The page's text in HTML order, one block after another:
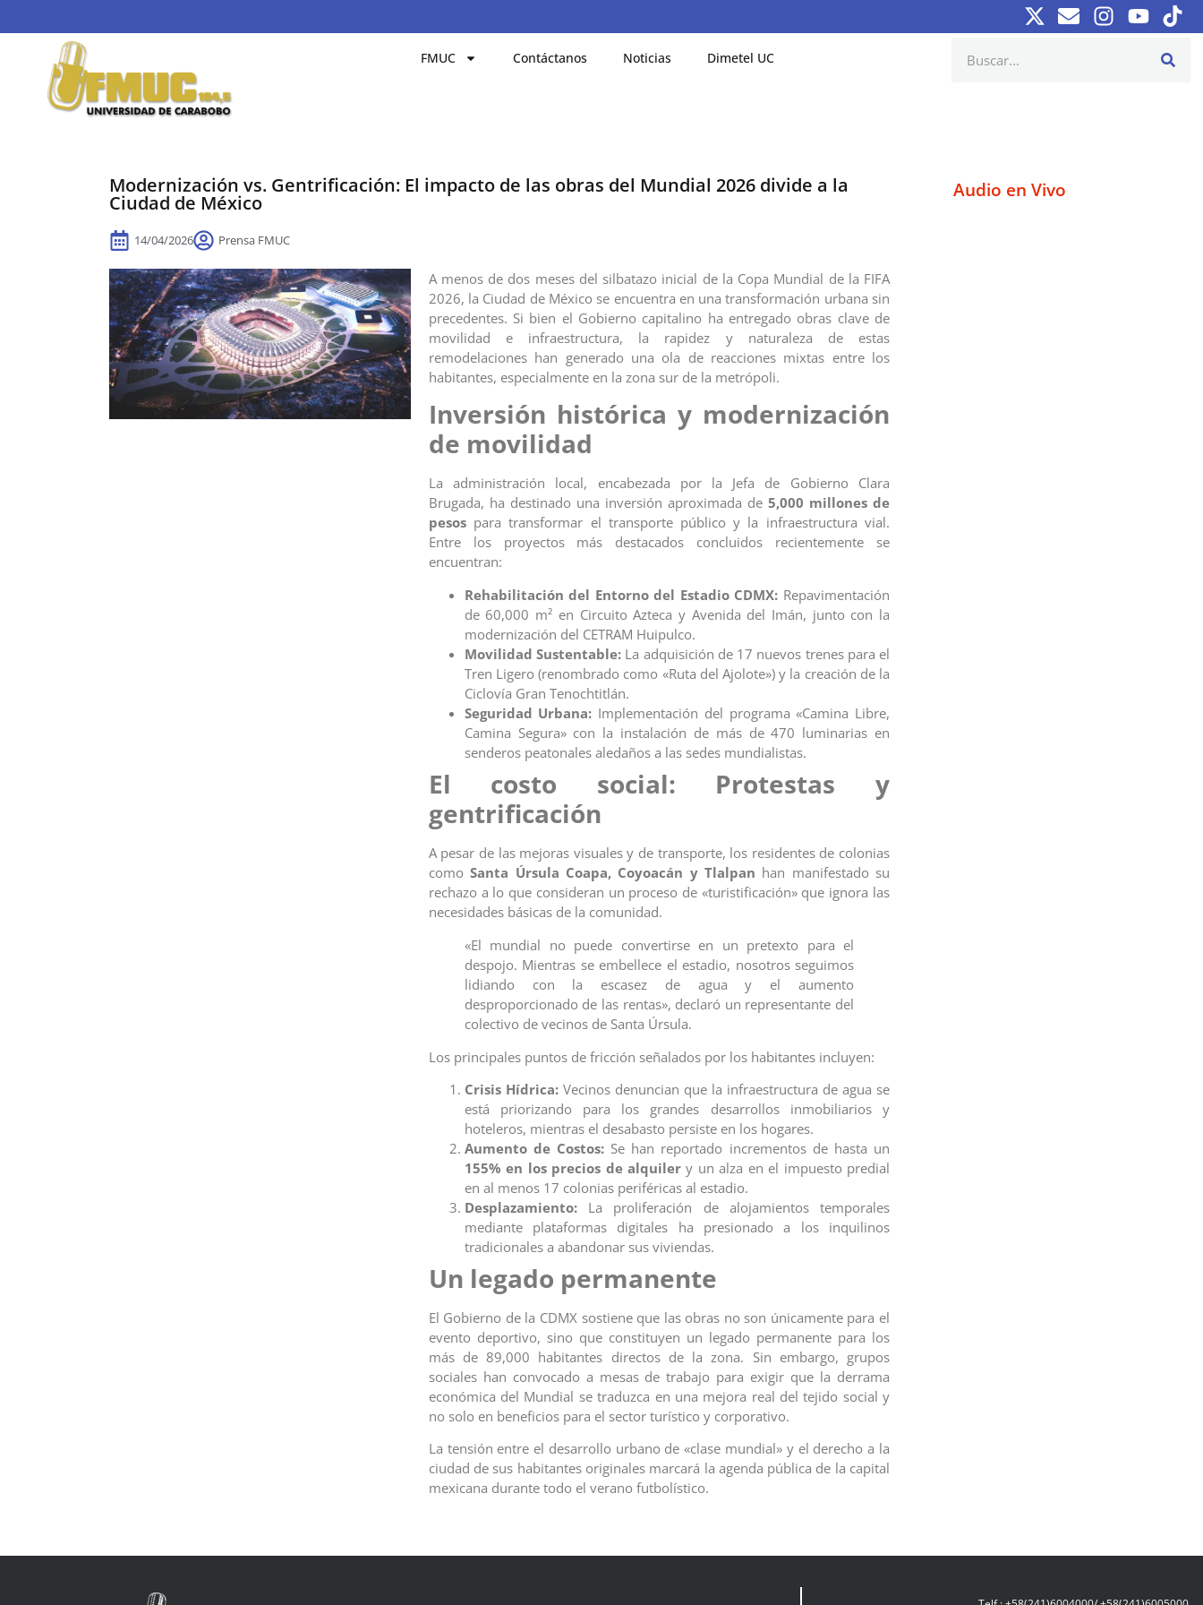
FMUC Contáctanos Noticias Dimetel UC
Modernización vs. Gentrificación: El impacto de las obras del Mundial 2026 divide a la
Ciudad de México
14/04/2026 Prensa FMUC
A menos de dos meses del silbatazo inicial de la Copa Mundial de la FIFA
2026, la Ciudad de México se encuentra en una transformación urbana sin
precedentes. Si bien el Gobierno capitalino ha entregado obras clave de
movilidad e infraestructura, la rapidez y naturaleza de estas
remodelaciones han generado una ola de reacciones mixtas entre los
habitantes, especialmente en la zona sur de la metrópoli.
Inversión histórica y modernización
de movilidad
La administración local, encabezada por la Jefa de Gobierno Clara
Brugada, ha destinado una inversión aproximada de 5,000 millones de
pesospara transformar el transporte público y la infraestructura vial.
Entre los proyectos más destacados concluidos recientemente se
encuentran:
Rehabilitación del Entorno del Estadio CDMX: Repavimentación
de 60,000 m² en Circuito Azteca y Avenida del Imán, junto con la
modernización del CETRAM Huipulco.
Movilidad Sustentable: La adquisición de 17 nuevos trenes para el
Tren Ligero (renombrado como «Ruta del Ajolote») y la creación de la
Ciclovía Gran Tenochtitlán.
Seguridad Urbana: Implementación del programa «Camina Libre,
Camina Segura» con la instalación de más de 470 luminarias en
senderos peatonales aledaños a las sedes mundialistas.
El costo social: Protestas y
gentrificación
A pesar de las mejoras visuales y de transporte, los residentes de colonias
comoSanta Úrsula Coapa, Coyoacán y Tlalpan han manifestado su
rechazo a lo que consideran un proceso de «turistificación» que ignora las
necesidades básicas de la comunidad.
«El mundial no puede convertirse en un pretexto para el
despojo. Mientras se embellece el estadio, nosotros seguimos
lidiando con la escasez de agua y el aumento
desproporcionado de las rentas», declaró un representante del
colectivo de vecinos de Santa Úrsula.
Los principales puntos de fricción señalados por los habitantes incluyen:
Crisis Hídrica:Vecinos denuncian que la infraestructura de agua se
está priorizando para los grandes desarrollos inmobiliarios y
hoteleros, mientras el desabasto persiste en los hogares.
Aumento de Costos: Se han reportado incrementos de hasta un
155% en los precios de alquilery un alza en el impuesto predial
en al menos 17 colonias periféricas al estadio.
Desplazamiento:La proliferación de alojamientos temporales
mediante plataformas digitales ha presionado a los inquilinos
tradicionales a abandonar sus viviendas.
Un legado permanente
El Gobierno de la CDMX sostiene que las obras no son únicamente para el
evento deportivo, sino que constituyen un legado permanente para los
más de 89,000 habitantes directos de la zona. Sin embargo, grupos
sociales han convocado a mesas de trabajo para exigir que la derrama
económica del Mundial se traduzca en una mejora real del tejido social y
no solo en beneficios para el sector turístico y corporativo.
La tensión entre el desarrollo urbano de «clase mundial» y el derecho a la
ciudad de sus habitantes originales marcará la agenda pública de la capital
mexicana durante todo el verano futbolístico.
Audio en Vivo